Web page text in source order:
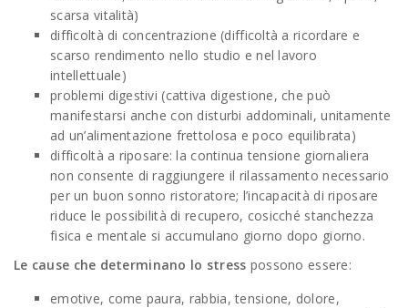
scarsa vitalità)
difficoltà di concentrazione (difficoltà a ricordare e
scarso rendimento nello studio e nel lavoro
intellettuale)
problemi digestivi (cattiva digestione, che può
manifestarsi anche con disturbi addominali, unitamente
ad un’alimentazione frettolosa e poco equilibrata)
difficoltà a riposare: la continua tensione giornaliera
non consente di raggiungere il rilassamento necessario
per un buon sonno ristoratore; l’incapacità di riposare
riduce le possibilità di recupero, cosicché stanchezza
fisica e mentale si accumulano giorno dopo giorno.
Le cause che determinano lo stress possono essere:
emotive, come paura, rabbia, tensione, dolore,